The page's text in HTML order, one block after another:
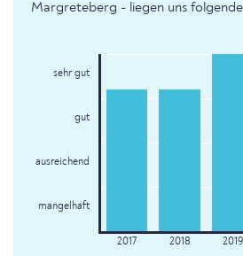
Margreteberg - liegen uns
sehr gut
gut
ausreichend
mangelhaft